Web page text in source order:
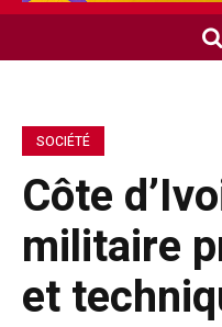
SOCIÉTÉ
Côte
militaire
et